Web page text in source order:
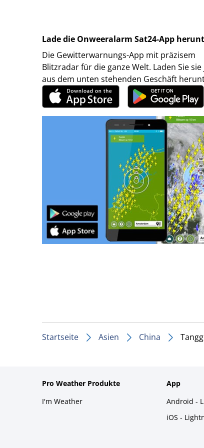
Lade die Onweeralarm Sat24-App
Die Gewitterwarnungs-App mit präzisem
Blitzradar für die ganze Welt. Laden Sie
aus dem unten stehenden Geschäft
Startseite Asien China
Pro Weather Produkte
I'm Weather
App
Android -
iOS -